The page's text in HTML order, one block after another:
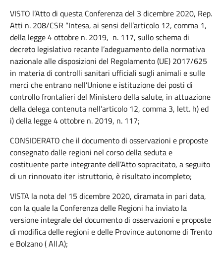
VISTO l’Atto di questa Conferenza del 3 dicembre 2020, Rep.
Atti n. 208/CSR “Intesa, ai sensi dell’articolo 12, comma 1,
della legge 4 ottobre n. 2019, n. 117, sullo schema di
decreto legislativo recante l’adeguamento della normativa
nazionale alle disposizioni del Regolamento (UE) 2017/625
in materia di controlli sanitari ufficiali sugli animali e sulle
merci che entrano nell’Unione e istituzione dei posti di
controllo frontalieri del Ministero della salute, in attuazione
della delega contenuta nell’articolo 12, comma 3, lett. h) ed
i) della legge 4 ottobre n. 2019, n. 117;
CONSIDERATO che il documento di osservazioni e proposte
consegnato dalle regioni nel corso della seduta e
costituente parte integrante dell’Atto sopracitato, a seguito
di un rinnovato iter istruttorio, è risultato incompleto;
VISTA la nota del 15 dicembre 2020, diramata in pari data,
con la quale la Conferenza delle Regioni ha inviato la
versione integrale del documento di osservazioni e proposte
di modifica delle regioni e delle Province autonome di Trento
e Bolzano ( All.A);